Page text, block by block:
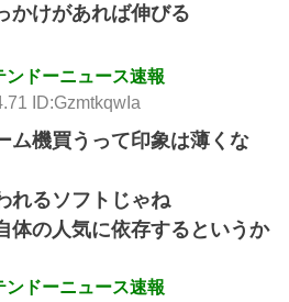
かけがあれば伸びる
ドーニュース速報
ID:GzmtkqwIa
ム機買うって印象は薄くな
れるソフトじゃね
体の人気に依存するというか
ドーニュース速報